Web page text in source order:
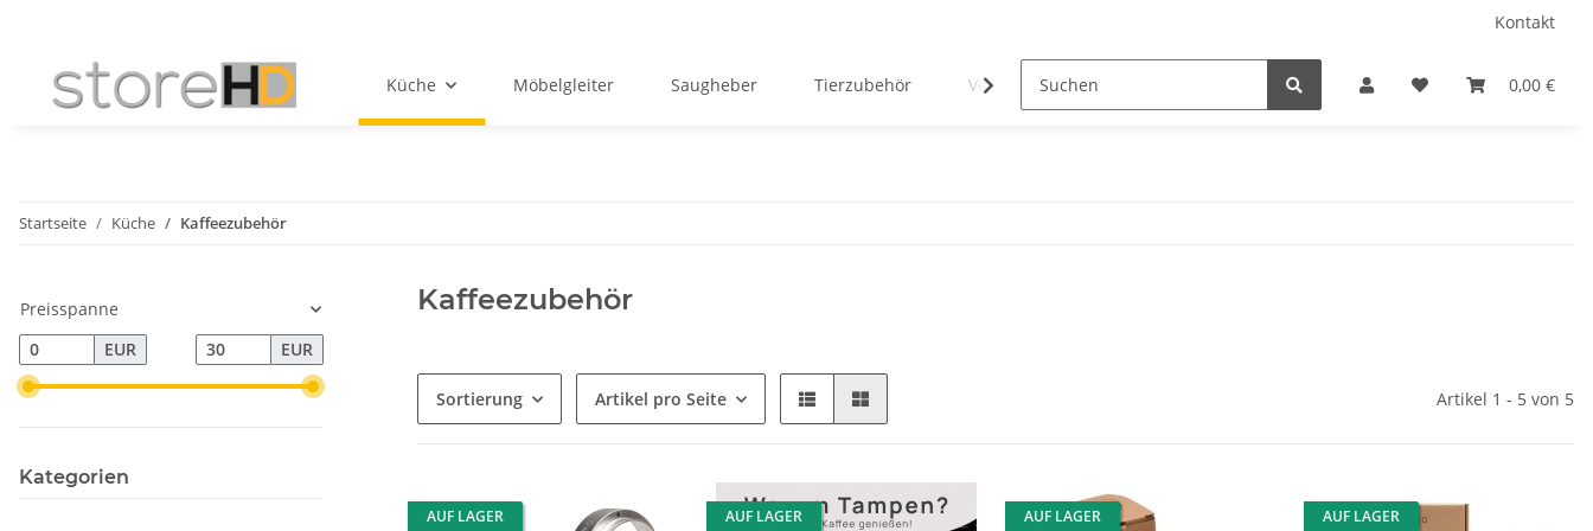
Kontakt
0,00 €
Küche Möbelgleiter Saugheber Tierzubehör Verreisen / Camping Sprühfarben Geschenkartikel
Startseite Küche Kaffeezubehör
Kaffeezubehör
Sortierung Artikel pro Seite Artikel 1 - 5 von 5
AUF LAGER AUF LAGER AUF LAGER AUF LAGER
Preisspanne
EUR
EUR
Kategorien